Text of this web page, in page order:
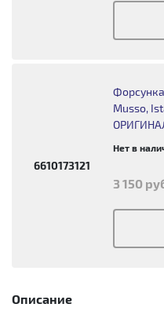
6610173121
Форсунка
Musso,
Нет в
3 150
Описание